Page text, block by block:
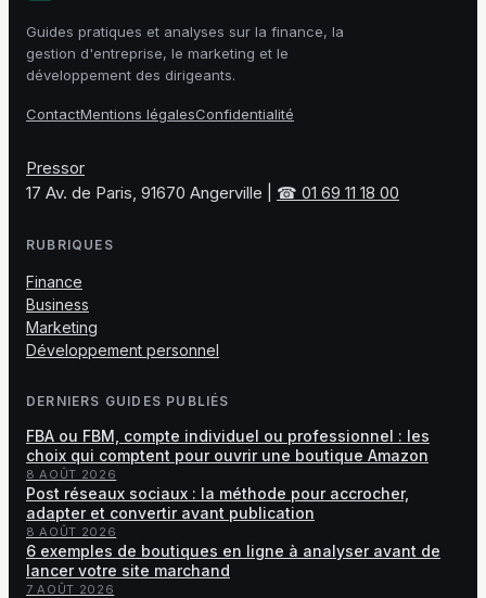
Guides pratiques et analyses sur la finance, la
gestion d'entreprise, le marketing et le
développement des dirigeants.
ContactMentions légalesConfidentialité
Pressor
17 Av. de Paris, 91670 Angerville
☎ 01 69 11 18 00
RUBRIQUES
Finance
Business
Marketing
Développement personnel
DERNIERS GUIDES PUBLIÉS
FBA ou FBM, compte individuel ou professionnel : les
choix qui comptent pour ouvrir une boutique Amazon
8 AOÛT 2026
Post réseaux sociaux : la méthode pour accrocher,
adapter et convertir avant publication
8 AOÛT 2026
6 exemples de boutiques en ligne à analyser avant de
lancer votre site marchand
7 AOÛT 2026